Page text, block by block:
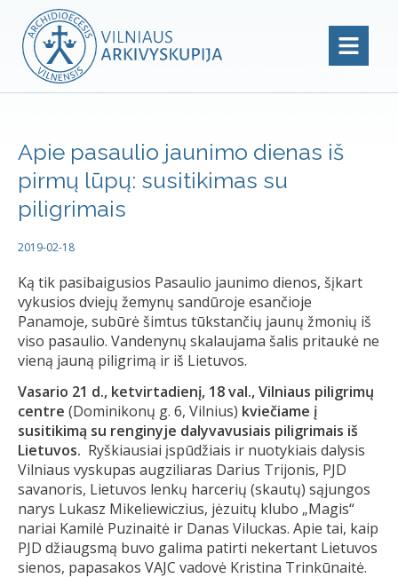
Apie pasaulio jaunimo dienas iš
pirmų lūpų: susitikimas su
piligrimais
2019-02-18
Ką tik pasibaigusios Pasaulio jaunimo dienos, šįkart
vykusios dviejų žemynų sandūroje esančioje
Panamoje, subūrė šimtus tūkstančių jaunų žmonių iš
viso pasaulio. Vandenynų skalaujama šalis pritaukė ne
vieną jauną piligrimą ir iš Lietuvos.
Vasario 21 d., ketvirtadienį, 18 val., Vilniaus piligrimų
centre (Dominikonų g. 6, Vilnius) kviečiame į
susitikimą su renginyje dalyvavusiais piligrimais iš
Lietuvos. Ryškiausiai įspūdžiais ir nuotykiais dalysis
Vilniaus vyskupas augziliaras Darius Trijonis, PJD
savanoris, Lietuvos lenkų harcerių (skautų) sąjungos
narys Lukasz Mikeliewiczius, jėzuitų klubo „Magis“
nariai Kamilė Puzinaitė ir Danas Viluckas. Apie tai, kaip
PJD džiaugsmą buvo galima patirti nekertant Lietuvos
sienos, papasakos VAJC vadovė Kristina Trinkūnaitė.